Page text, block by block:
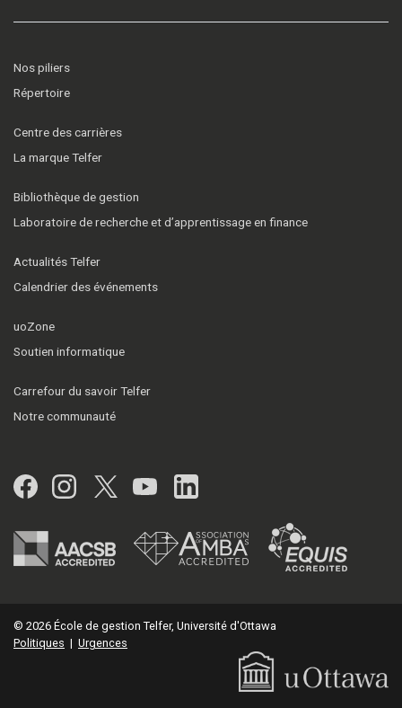
Nos piliers
Répertoire
Centre des carrières
La marque Telfer
Bibliothèque de gestion
Laboratoire de recherche et d’apprentissage en finance
Actualités Telfer
Calendrier des événements
uoZone
Soutien informatique
Carrefour du savoir Telfer
Notre communauté
Facebook
Instagram
Twitter
YouTubeLinkedIn
© 2026 École de gestion Telfer, Université d'Ottawa
Politiques | Urgences